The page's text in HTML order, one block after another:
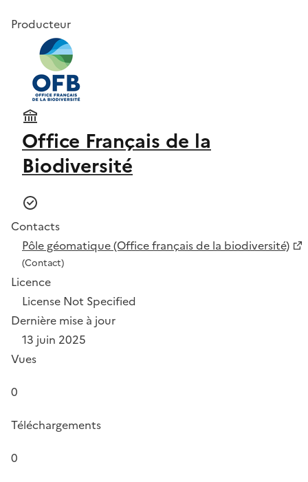
Producteur
Office Français de la
Biodiversité
Contacts
Pôle géomatique (Office français de la biodiversité)
(Contact)
Licence
License Not Specified
Dernière mise à jour
13 juin 2025
Vues
0
Téléchargements
0